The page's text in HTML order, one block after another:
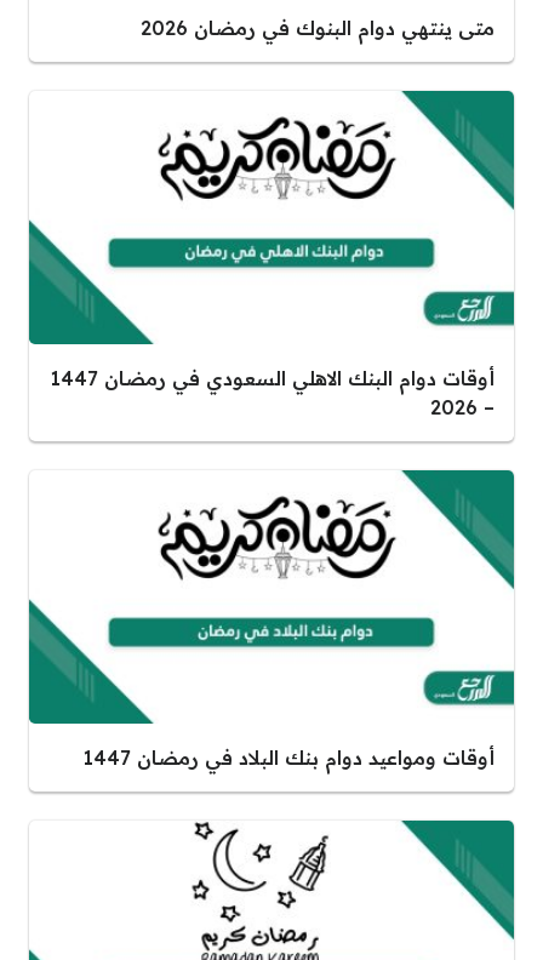
متى ينتهي دوام البنوك في رمضان 2026
أوقات دوام البنك الاهلي السعودي في رمضان 1447
– 2026
أوقات ومواعيد دوام بنك البلاد في رمضان 1447